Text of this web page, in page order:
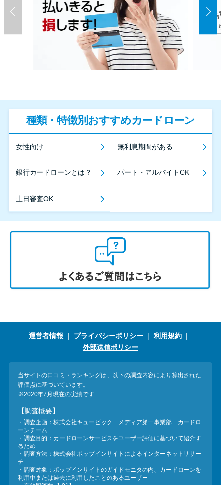
種類・特徴別おすすめカードローン
女性向け 無利息期間がある
銀行カードローンとは？ パート・アルバイトOK
土日審査OK
運営者情報 プライバシーポリシー
利用規約
外部送信ポリシー
当サイトの口コミ・ランキングは、以下の調査内容により算出された
評価点に基づいています。
※2020年7月現在の実績です
【調査概要】
・調査企画：株式会社キュービック メディア第一事業部 カードロ
ーンチーム
・調査目的：カードローンサービスをユーザー評価に基づいて紹介す
るため
・調査方法：株式会社ポップインサイトによるインターネットリサー
チ
・調査対象：ポップインサイトのガイドモニタの内、カードローンを
利用中または過去に利用したことのあるユーザー